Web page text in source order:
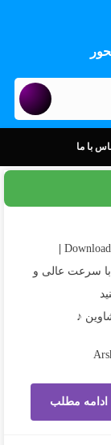
با ما
با سرعت عالی و
♪
ادامه مطلب